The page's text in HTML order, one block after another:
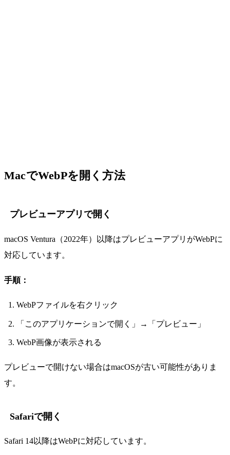
MacでWebPを開く方法
プレビューアプリで開く
macOS Ventura（2022年）以降はプレビューアプリがWebPに
対応しています。
手順：
WebPファイルを右クリック
「このアプリケーションで開く」→「プレビュー」
WebP画像が表示される
プレビューで開けない場合はmacOSが古い可能性がありま
す。
Safariで開く
Safari 14以降はWebPに対応しています。